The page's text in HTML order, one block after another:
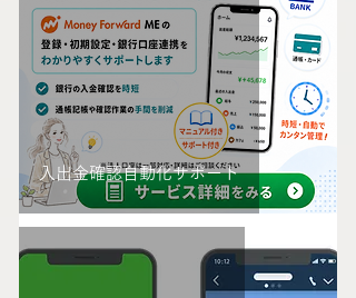
入出金確認自動化サポート